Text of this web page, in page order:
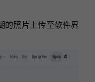
的照片上传至软件界